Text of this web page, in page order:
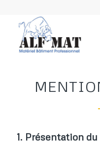
1. Présentation